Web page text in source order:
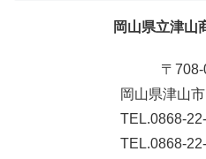
岡山県立津山
〒
岡山県津山
TEL.0868-
TEL.0868-